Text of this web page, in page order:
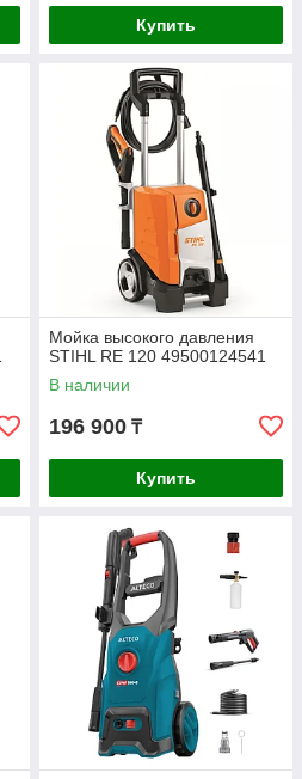
Купить
Мойка высокого давления
STIHL RE 120 49500124541
В наличии
196 900 ₸
Купить